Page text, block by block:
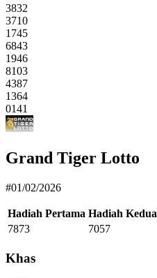
3832
3710
1745
6843
1946
8103
4387
1364
0141
Grand Tiger Lotto
#01/02/2026
Hadiah Pertama Hadiah Kedua
7873
7057
Khas